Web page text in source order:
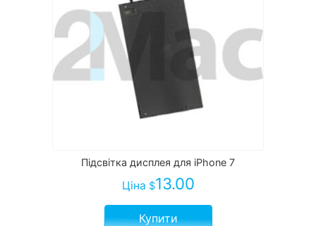
Підсвітка дисплея для iPhone 7
Ціна $13.00
Купити